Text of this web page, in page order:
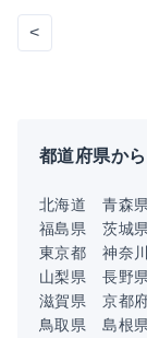
<
都道府県か
北海道 青森県
福島県
茨城県
東京都
神奈
山梨県
長野県
滋賀県
京都
鳥取県
島根県